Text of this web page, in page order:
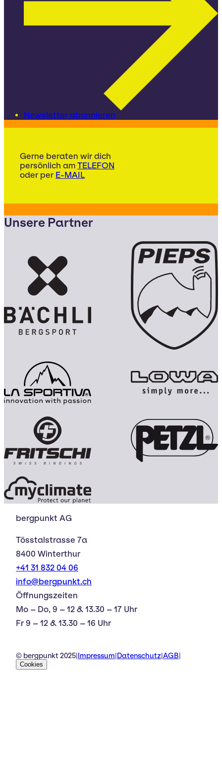
Newsletter abonnieren
Gerne beraten wir dich
persönlich am TELEFON
oder per E-MAIL
Unsere Partner
bergpunkt AG
Tösstalstrasse 7a
8400 Winterthur
+41 31 832 04 06
info@bergpunkt.ch
Öffnungszeiten
Mo – Do, 9 – 12 & 13.30 – 17 Uhr
Fr 9 – 12 & 13.30 – 16 Uhr
© bergpunkt 2025 Impressum Datenschutz AGB
Cookies